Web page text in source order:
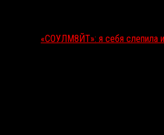
«СОУЛМ8ЙТ»: я себя слепила